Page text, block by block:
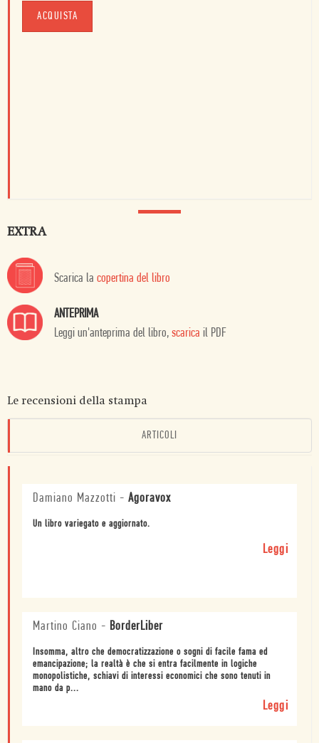
ACQUISTA
EXTRA
Scarica la copertina del libro
ANTEPRIMA
Leggi un'anteprima del libro, scarica il PDF
Le recensioni della stampa
ARTICOLI
Damiano Mazzotti - Agoravox
Un libro variegato e aggiornato.
Leggi
Martino Ciano - BorderLiber
Insomma, altro che democratizzazione o sogni di facile fama ed
emancipazione; la realtà è che si entra facilmente in logiche
monopolistiche, schiavi di interessi economici che sono tenuti in
mano da p...
Leggi